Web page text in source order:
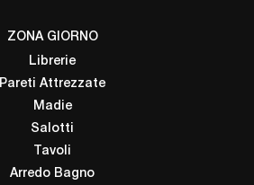
ZONA GIORNO
Librerie
Pareti Attrezzate
Madie
Salotti
Tavoli
Arredo Bagno